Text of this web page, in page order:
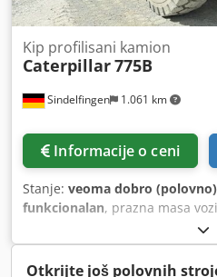
Sindelfingen 1.061 km
Kip profilisani kamion
Caterpillar775B
Informacije o ceni
Stanje: veoma dobro (polovno)
funkcionalan, prazna masa
, Godina
9.880 h, * Godina proizvodnje
sertifikovano) * 9.880 radnih
Otkrijte još polovnih